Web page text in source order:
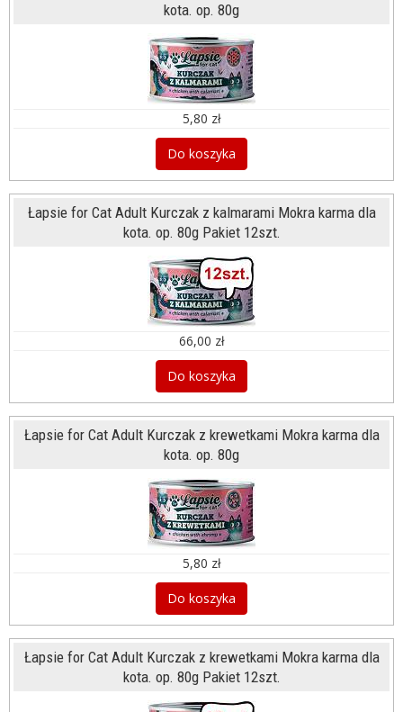
kota. op. 80g
5,80 zł
Do koszyka
Łapsie for Cat Adult Kurczak z kalmarami Mokra karma dla
kota. op. 80g Pakiet 12szt.
66,00 zł
Do koszyka
Łapsie for Cat Adult Kurczak z krewetkami Mokra karma dla
kota. op. 80g
5,80 zł
Do koszyka
Łapsie for Cat Adult Kurczak z krewetkami Mokra karma dla
kota. op. 80g Pakiet 12szt.